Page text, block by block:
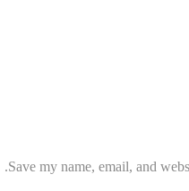
Save my name, email, and